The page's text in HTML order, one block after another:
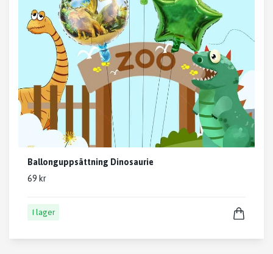
Ballonguppsättning Dinosaurie
69 kr
I lager